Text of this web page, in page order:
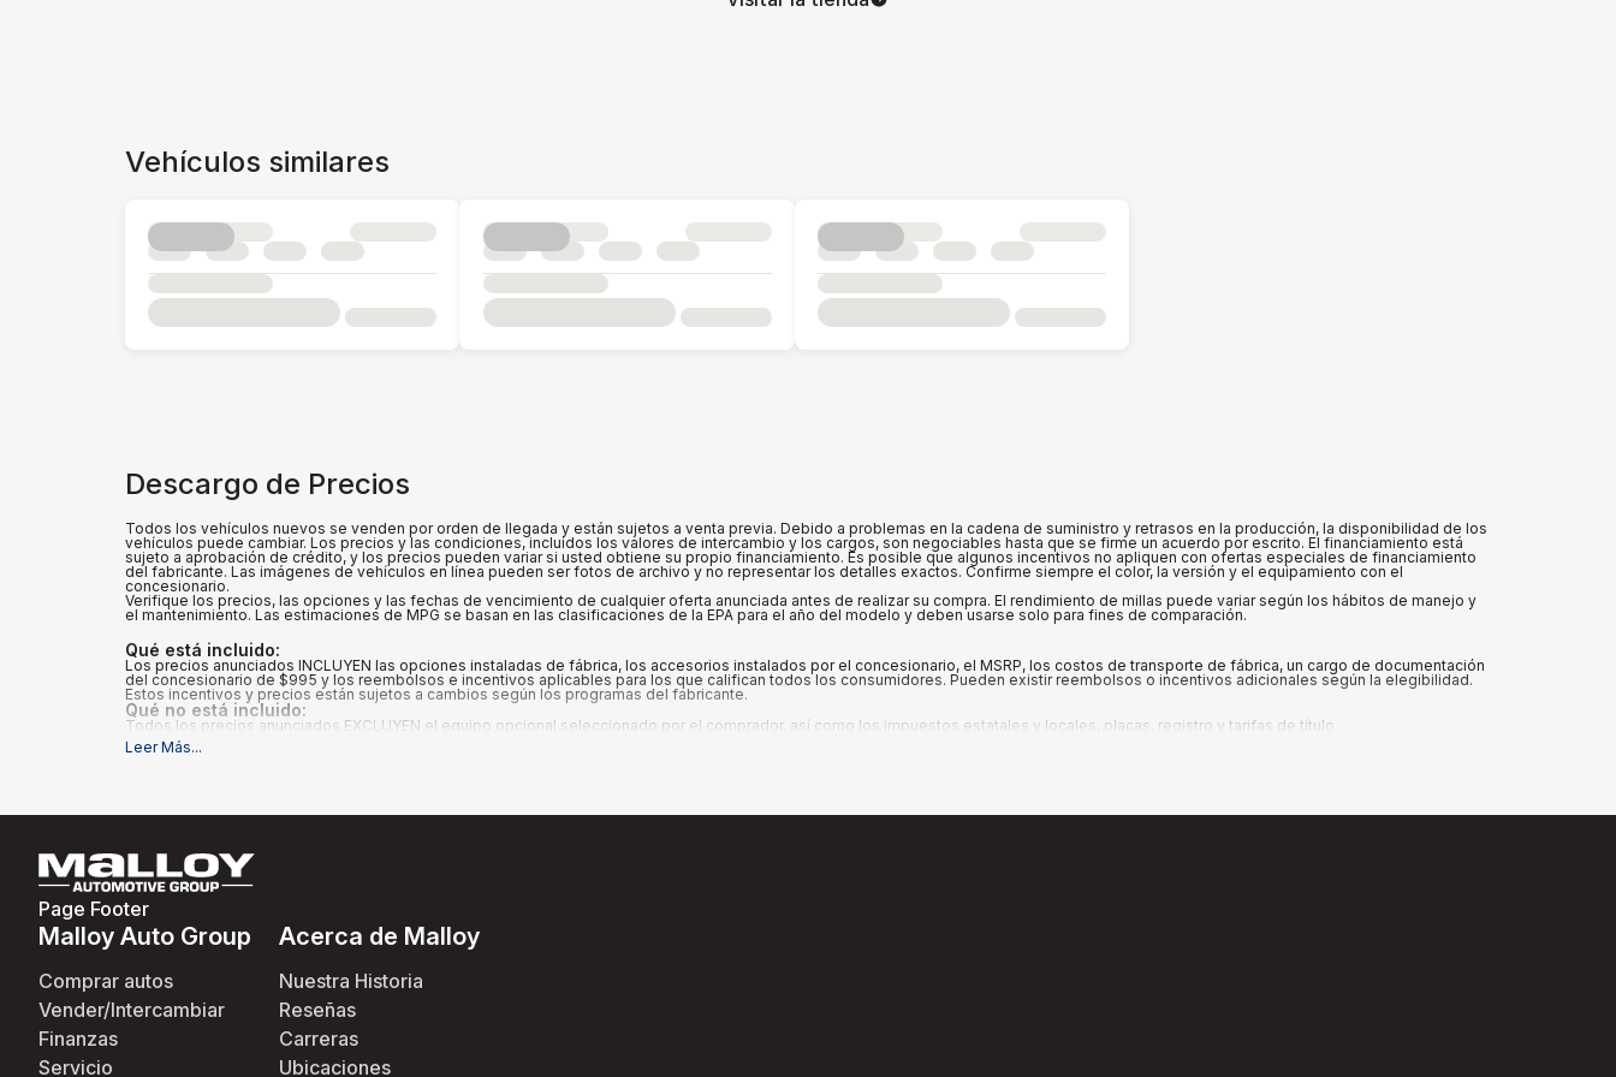
Vehículos similares
Descargo de Precios
Todos los vehículos nuevos se venden por orden de llegada y están sujetos a venta previa. Debido a problemas en la cadena de suministro y retrasos en la producción, la disponibilidad de los
vehículos puede cambiar. Los precios y las condiciones, incluidos los valores de intercambio y los cargos, son negociables hasta que se firme un acuerdo por escrito. El financiamiento está
sujeto a aprobación de crédito, y los precios pueden variar si usted obtiene su propio financiamiento. Es posible que algunos incentivos no apliquen con ofertas especiales de financiamiento
del fabricante. Las imágenes de vehículos en línea pueden ser fotos de archivo y no representar los detalles exactos. Confirme siempre el color, la versión y el equipamiento con el
concesionario.
Verifique los precios, las opciones y las fechas de vencimiento de cualquier oferta anunciada antes de realizar su compra. El rendimiento de millas puede variar según los hábitos de manejo y
el mantenimiento. Las estimaciones de MPG se basan en las clasificaciones de la EPA para el año del modelo y deben usarse solo para fines de comparación.
Qué está incluido:
Los precios anunciados INCLUYEN las opciones instaladas de fábrica, los accesorios instalados por el concesionario, el MSRP, los costos de transporte de fábrica, un cargo de documentación
del concesionario de $995 y los reembolsos e incentivos aplicables para los que califican todos los consumidores. Pueden existir reembolsos o incentivos adicionales según la elegibilidad.
Estos incentivos y precios están sujetos a cambios según los programas del fabricante.
Qué no está incluido:
Todos los precios anunciados EXCLUYEN el equipo opcional seleccionado por el comprador, así como los impuestos estatales y locales, placas, registro y tarifas de título.
Leer Más...
Page Footer
Malloy Auto Group
Comprar autos
Vender/Intercambiar
Finanzas
Servicio
Acerca de Malloy
Nuestra Historia
Reseñas
Carreras
Ubicaciones